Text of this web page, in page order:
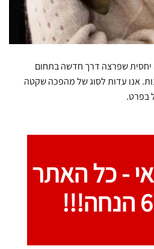
יחסית שפרצה דרך חדשה בתחום
אנו עדות לסוג של מהפכה שקטה
בפרט.
-כל האתר